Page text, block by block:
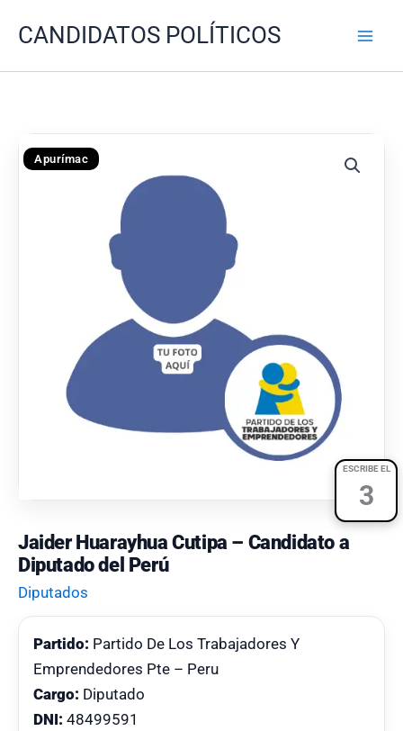
CANDIDATOS POLÍTICOS
ESCRIBE EL
3
Apurímac
Jaider Huarayhua Cutipa – Candidato a
Diputado del Perú
Diputados
Partido: Partido De Los Trabajadores Y
Emprendedores Pte – Peru
Cargo: Diputado
DNI: 48499591